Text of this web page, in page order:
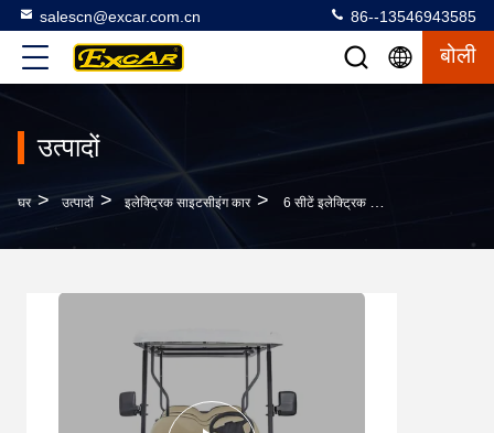
salescn@excar.com.cn 86--13546943585
बोली
उत्पादों
घर > उत्पादों > इलेक्ट्रिक साइटसीइंग कार > 6 सीटें इलेक्ट्रिक गोल्फ कार दर्शनीय स्थल शटल बस लिथियम बैटरी संचालित